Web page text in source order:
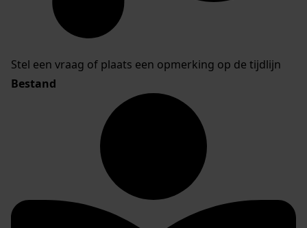
Stel een vraag of plaats een opmerking op de tijdlijn
Bestand